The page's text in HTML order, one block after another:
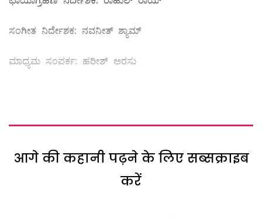
ಸಂಗೀತ ನಿರ್ದೇಶಕ: ನವನೀತ್ ಶ್ಯಾಮ್
ಮಾಧ್ಯಮ ಸಂಪರ್ಕ: ಹರೀಶ್ ಅರಸು
आगे की कहानी पढ़ने के लिए सब्सक्राइब
करें